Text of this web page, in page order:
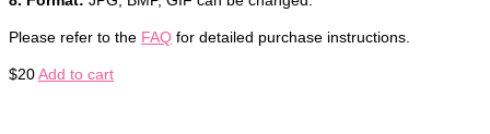
Please refer to the FAQ for detailed purchase instructions.
$20Add to cart